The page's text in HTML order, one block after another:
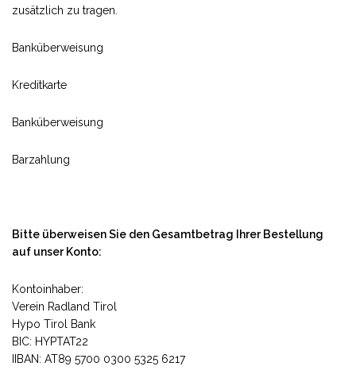
zusätzlich zu tragen.
Banküberweisung
Kreditkarte
Banküberweisung
Barzahlung
Bitte überweisen Sie den Gesamtbetrag Ihrer Bestellung
auf unser Konto:
Kontoinhaber:
Verein Radland Tirol
Hypo Tirol Bank
BIC: HYPTAT22
IIBAN: AT89 5700 0300 5325 6217